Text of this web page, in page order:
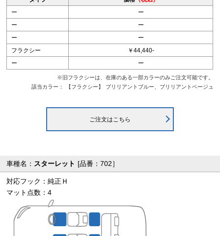
ー
ー
ー
ー
ー
ー
フラクシー
￥44,440-
ー
ー
※旧フラクシーは、在庫のある一部カラーのみご注文可能です。
該当カラー：
【フラクシー】 ブリリアントブルー、ブリリアントベージュ
ご注文はこちら
車種名： スターレット [品番：702］
対応フック：純正Ｈ
マット点数：4